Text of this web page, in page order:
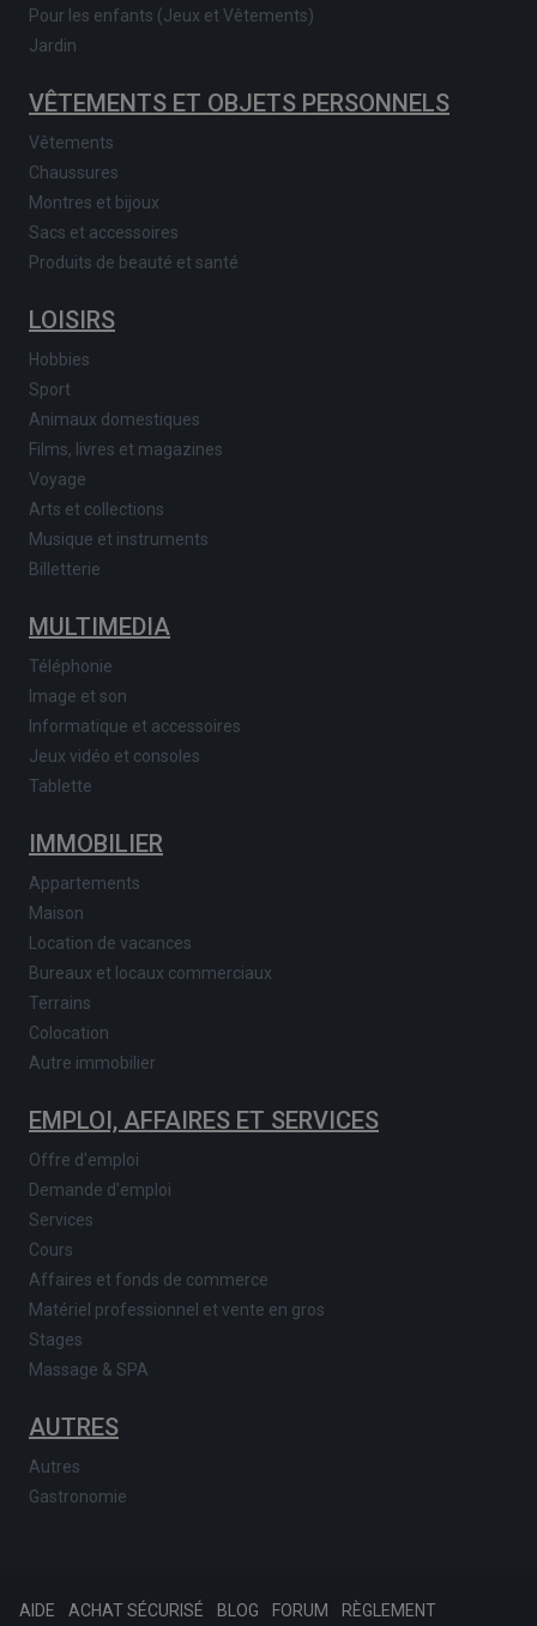
Pour les enfants (Jeux et Vêtements)
Jardin
VÊTEMENTS ET OBJETS PERSONNELS
Vêtements
Chaussures
Montres et bijoux
Sacs et accessoires
Produits de beauté et santé
LOISIRS
Hobbies
Sport
Animaux domestiques
Films, livres et magazines
Voyage
Arts et collections
Musique et instruments
Billetterie
MULTIMEDIA
Téléphonie
Image et son
Informatique et accessoires
Jeux vidéo et consoles
Tablette
IMMOBILIER
Appartements
Maison
Location de vacances
Bureaux et locaux commerciaux
Terrains
Colocation
Autre immobilier
EMPLOI, AFFAIRES ET SERVICES
Offre d'emploi
Demande d'emploi
Services
Cours
Affaires et fonds de commerce
Matériel professionnel et vente en gros
Stages
Massage & SPA
AUTRES
Autres
Gastronomie
AIDE ACHAT SÉCURISÉ BLOG FORUM RÈGLEMENT